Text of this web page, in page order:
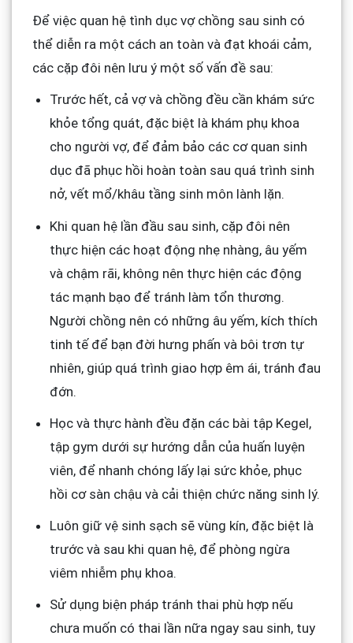
Để việc quan hệ tình dục vợ chồng sau sinh có
thể diễn ra một cách an toàn và đạt khoái cảm,
các cặp đôi nên lưu ý một số vấn đề sau:
Trước hết, cả vợ và chồng đều cần khám sức
khỏe tổng quát, đặc biệt là khám phụ khoa
cho người vợ, để đảm bảo các cơ quan sinh
dục đã phục hồi hoàn toàn sau quá trình sinh
nở, vết mổ/khâu tầng sinh môn lành lặn.
Khi quan hệ lần đầu sau sinh, cặp đôi nên
thực hiện các hoạt động nhẹ nhàng, âu yếm
và chậm rãi, không nên thực hiện các động
tác mạnh bạo để tránh làm tổn thương.
Người chồng nên có những âu yếm, kích thích
tinh tế để bạn đời hưng phấn và bôi trơn tự
nhiên, giúp quá trình giao hợp êm ái, tránh đau
đớn.
Học và thực hành đều đặn các bài tập Kegel,
tập gym dưới sự hướng dẫn của huấn luyện
viên, để nhanh chóng lấy lại sức khỏe, phục
hồi cơ sàn chậu và cải thiện chức năng sinh lý.
Luôn giữ vệ sinh sạch sẽ vùng kín, đặc biệt là
trước và sau khi quan hệ, để phòng ngừa
viêm nhiễm phụ khoa.
Sử dụng biện pháp tránh thai phù hợp nếu
chưa muốn có thai lần nữa ngay sau sinh, tuy